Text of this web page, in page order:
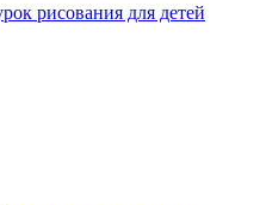
рисования для детей